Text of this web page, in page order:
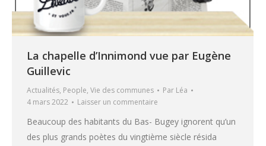
La chapelle d’Innimond vue par Eugène
Guillevic
Actualités, People, Vie des communes Par Léa
4 mars 2022
Laisser un commentaire
Beaucoup des habitants du Bas- Bugey ignorent qu’un
des plus grands poètes du vingtième siècle résida